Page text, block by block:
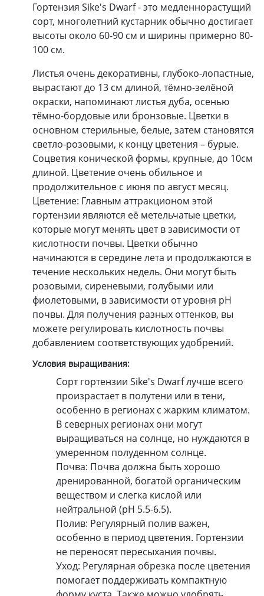
Гортензия Sike's Dwarf - это медленнорастущий
сорт, многолетний кустарник обычно достигает
высоты около 60-90 см и ширины примерно 80-
100 см.
Листья очень декоративны, глубоко-лопастные,
вырастают до 13 см длиной, тёмно-зелёной
окраски, напоминают листья дуба, осенью
тёмно-бордовые или бронзовые. Цветки в
основном стерильные, белые, затем становятся
светло-розовыми, к концу цветения – бурые.
Соцветия конической формы, крупные, до 10см
длиной. Цветение очень обильное и
продолжительное с июня по август месяц.
Цветение: Главным аттракционом этой
гортензии являются её метельчатые цветки,
которые могут менять цвет в зависимости от
кислотности почвы. Цветки обычно
начинаются в середине лета и продолжаются в
течение нескольких недель. Они могут быть
розовыми, сиреневыми, голубыми или
фиолетовыми, в зависимости от уровня pH
почвы. Для получения разных оттенков, вы
можете регулировать кислотность почвы
добавлением соответствующих удобрений.
Условия выращивания:
Сорт гортензии Sike's Dwarf лучше всего
произрастает в полутени или в тени,
особенно в регионах с жарким климатом.
В северных регионах они могут
выращиваться на солнце, но нуждаются в
умеренном полуденном солнце.
Почва: Почва должна быть хорошо
дренированной, богатой органическим
веществом и слегка кислой или
нейтральной (pH 5.5-6.5).
Полив: Регулярный полив важен,
особенно в период цветения. Гортензии
не переносят пересыхания почвы.
Уход: Регулярная обрезка после цветения
помогает поддерживать компактную